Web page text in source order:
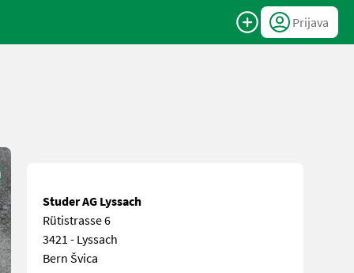
Prijava
Studer AG Lyssach
Rütistrasse 6
3421 - Lyssach
Bern Švica